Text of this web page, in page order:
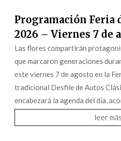
Programación Feria
2026 – Viernes 7 de
Las flores compartirán
que marcaron generaciones
este viernes 7 de agosto en la
tradicional Desfile de Autos
encabezará la agenda del día,
leer más